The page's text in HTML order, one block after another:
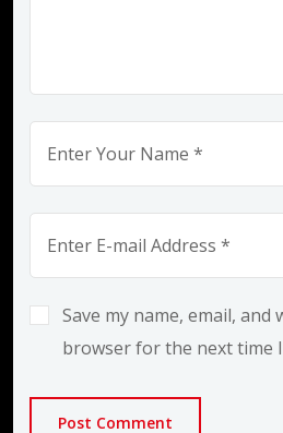
Save my name, email, and
browser for the next time
Post Comment